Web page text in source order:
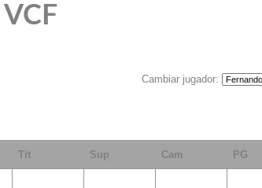
Cambiar jugador:
Tit Sup Cam PG